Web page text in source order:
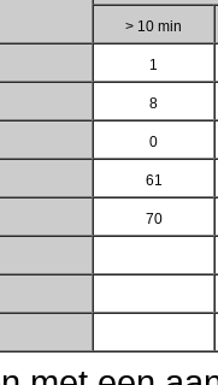
> 10 min
1
8
0
61
70